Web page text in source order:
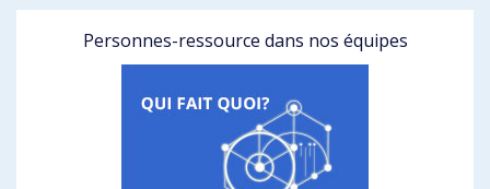
Personnes-ressource dans nos équipes